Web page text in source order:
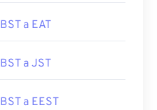
BST a EAT
BST a JST
BST a EEST